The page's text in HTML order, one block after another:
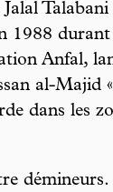
Talabani
1988 durant
Anfal,
al-Majid
dans les
démineurs.